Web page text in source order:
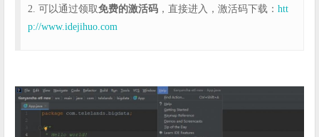
2. 可以通过领取免费的激活码 ，直接进入，激活码下载： htt
p://www.idejihuo.com